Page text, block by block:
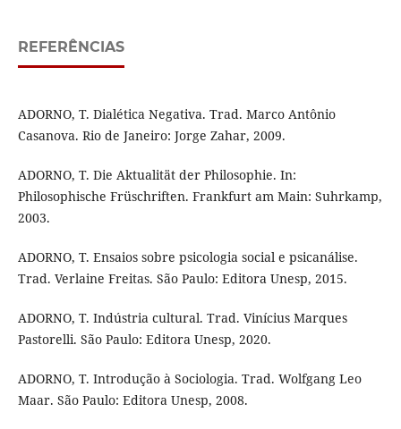
REFERÊNCIAS
ADORNO, T. Dialética Negativa. Trad. Marco Antônio
Casanova. Rio de Janeiro: Jorge Zahar, 2009.
ADORNO, T. Die Aktualität der Philosophie. In:
Philosophische Früschriften. Frankfurt am Main: Suhrkamp,
2003.
ADORNO, T. Ensaios sobre psicologia social e psicanálise.
Trad. Verlaine Freitas. São Paulo: Editora Unesp, 2015.
ADORNO, T. Indústria cultural. Trad. Vinícius Marques
Pastorelli. São Paulo: Editora Unesp, 2020.
ADORNO, T. Introdução à Sociologia. Trad. Wolfgang Leo
Maar. São Paulo: Editora Unesp, 2008.